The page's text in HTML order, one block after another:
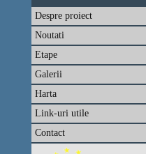
Despre proiect
Noutati
Etape
Galerii
Harta
Link-uri utile
Contact